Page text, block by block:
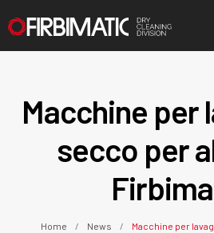
Macchine per
secco per
Home News
Macchine per